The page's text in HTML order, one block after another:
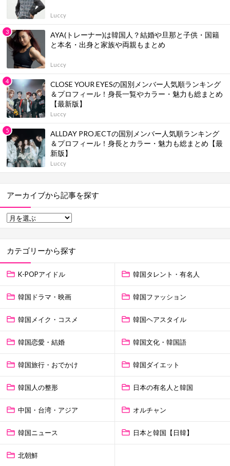
Luccy
AYA(トレーナー)は韓国人？結婚や旦那と子供・国籍
と本名・出身と家族や両親もまとめ
Luccy
CLOSE YOUR EYESの国別メンバー人気順ランキング
＆プロフィール！身長一覧やカラー・魅力も総まとめ
【最新版】
Luccy
ALLDAY PROJECTの国別メンバー人気順ランキング
＆プロフィール！身長とカラー・魅力も総まとめ【最
新版】
Luccy
アーカイブから記事を探す
カテゴリーから探す
K-POPアイドル 韓国タレント・有名人
韓国ドラマ・映画 韓国ファッション
韓国メイク・コスメ 韓国ヘアスタイル
韓国恋愛・結婚 韓国文化・韓国語
韓国旅行・おでかけ 韓国ダイエット
韓国人の整形 日本の有名人と韓国
中国・台湾・アジア オルチャン
韓国ニュース 日本と韓国【日韓】
北朝鮮